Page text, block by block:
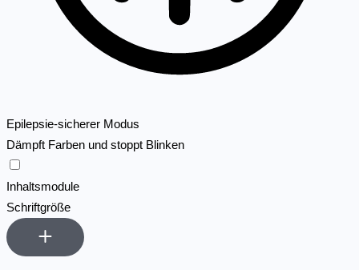
Epilepsie-sicherer Modus
Dämpft Farben und stoppt Blinken
Inhaltsmodule
Schriftgröße